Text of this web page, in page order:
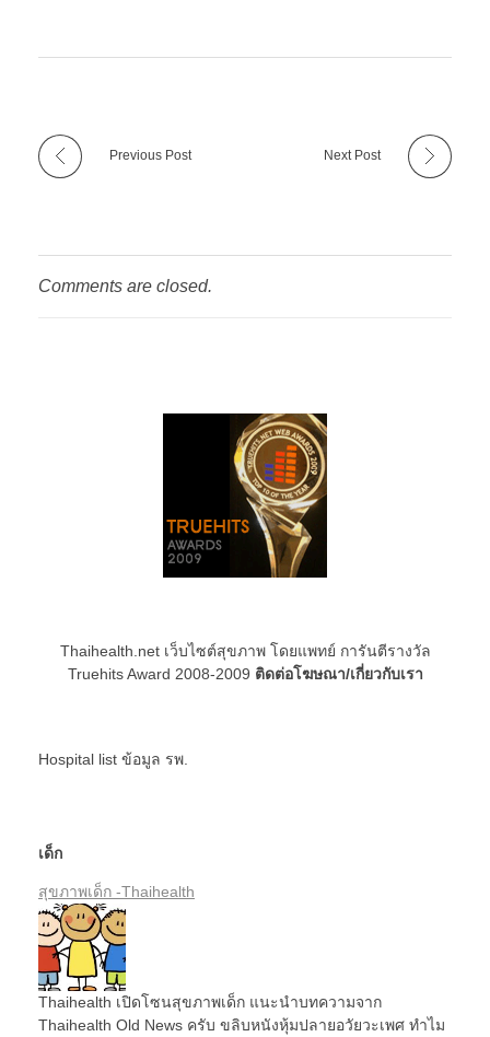
Previous Post Next Post
Comments are closed.
Thaihealth.net เว็บไซต์สุขภาพ โดยแพทย์ การันตีรางวัล
Truehits Award 2008-2009 ติดต่อโฆษณา/เกี่ยวกับเรา
Hospital list ข้อมูล รพ.
เด็ก
สุขภาพเด็ก -Thaihealth
Thaihealth เปิดโซนสุขภาพเด็ก แนะนำบทความจาก
Thaihealth Old News ครับ ขลิบหนังหุ้มปลายอวัยวะเพศ ทำไม